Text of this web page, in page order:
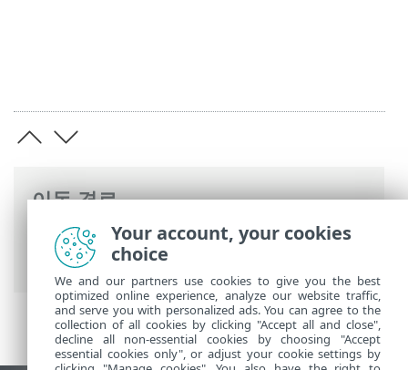
이동 경로
ESET 온라인 도움말>ESET Mail Security>
고급 설정
>문제 해결
Your account, your cookies
choice
We and our partners use cookies to give you the best
optimized online experience, analyze our website traffic,
and serve you with personalized ads. You can agree to the
collection of all cookies by clicking "Accept all and close",
decline all non-essential cookies by choosing "Accept
essential cookies only", or adjust your cookie settings by